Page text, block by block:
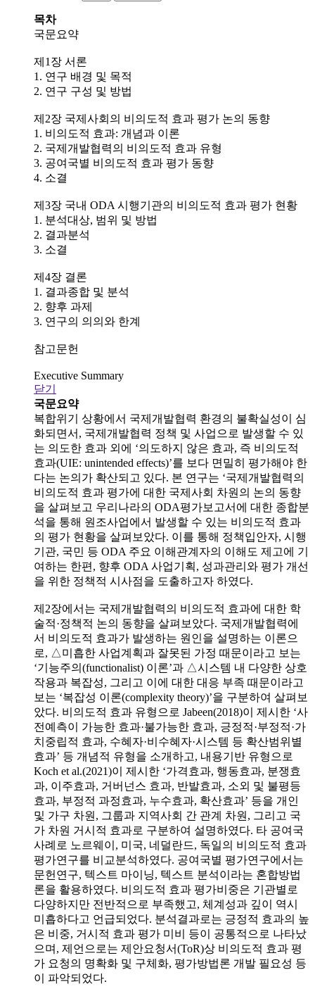
목차
국문요약
제1장 서론
1. 연구 배경 및 목적
2. 연구 구성 및 방법
제2장 국제사회의 비의도적 효과 평가 논의 동향
1. 비의도적 효과: 개념과 이론
2. 국제개발협력의 비의도적 효과 유형
3. 공여국별 비의도적 효과 평가 동향
4. 소결
제3장 국내 ODA 시행기관의 비의도적 효과 평가 현황
1. 분석대상, 범위 및 방법
2. 결과분석
3. 소결
제4장 결론
1. 결과종합 및 분석
2. 향후 과제
3. 연구의 의의와 한계
참고문헌
Executive Summary
닫기
국문요약
복합위기 상황에서 국제개발협력 환경의 불확실성이 심
화되면서, 국제개발협력 정책 및 사업으로 발생할 수 있
는 의도한 효과 외에 ‘의도하지 않은 효과, 즉 비의도적
효과(UIE: unintended effects)’를 보다 면밀히 평가해야 한
다는 논의가 확산되고 있다. 본 연구는 ‘국제개발협력의
비의도적 효과 평가에 대한 국제사회 차원의 논의 동향
을 살펴보고 우리나라의 ODA평가보고서에 대한 종합분
석을 통해 원조사업에서 발생할 수 있는 비의도적 효과
의 평가 현황을 살펴보았다. 이를 통해 정책입안자, 시행
기관, 국민 등 ODA 주요 이해관계자의 이해도 제고에 기
여하는 한편, 향후 ODA 사업기획, 성과관리와 평가 개선
을 위한 정책적 시사점을 도출하고자 하였다.
제2장에서는 국제개발협력의 비의도적 효과에 대한 학
술적·정책적 논의 동향을 살펴보았다. 국제개발협력에
서 비의도적 효과가 발생하는 원인을 설명하는 이론으
로, △미흡한 사업계획과 잘못된 가정 때문이라고 보는
‘기능주의(functionalist) 이론’과 △시스템 내 다양한 상호
작용과 복잡성, 그리고 이에 대한 대응 부족 때문이라고
보는 ‘복잡성 이론(complexity theory)’을 구분하여 살펴보
았다. 비의도적 효과 유형으로 Jabeen(2018)이 제시한 ‘사
전예측이 가능한 효과·불가능한 효과, 긍정적·부정적·가
치중립적 효과, 수혜자·비수혜자·시스템 등 확산범위별
효과’ 등 개념적 유형을 소개하고, 내용기반 유형으로
Koch et al.(2021)이 제시한 ‘가격효과, 행동효과, 분쟁효
과, 이주효과, 거버넌스 효과, 반발효과, 소외 및 불평등
효과, 부정적 과정효과, 누수효과, 확산효과’ 등을 개인
및 가구 차원, 그룹과 지역사회 간 관계 차원, 그리고 국
가 차원 거시적 효과로 구분하여 설명하였다. 타 공여국
사례로 노르웨이, 미국, 네덜란드, 독일의 비의도적 효과
평가연구를 비교분석하였다. 공여국별 평가연구에서는
문헌연구, 텍스트 마이닝, 텍스트 분석이라는 혼합방법
론을 활용하였다. 비의도적 효과 평가비중은 기관별로
다양하지만 전반적으로 부족했고, 체계성과 깊이 역시
미흡하다고 언급되었다. 분석결과로는 긍정적 효과의 높
은 비중, 거시적 효과 평가 미비 등이 공통적으로 나타났
으며, 제언으로는 제안요청서(ToR)상 비의도적 효과 평
가 요청의 명확화 및 구체화, 평가방법론 개발 필요성 등
이 파악되었다.